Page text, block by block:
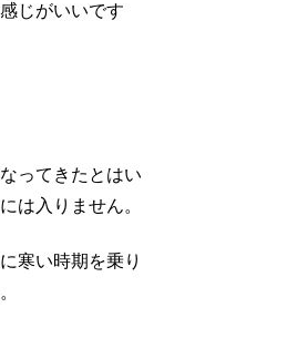
じがいいです
ってきたとはい
は入りません。
寒い時期を乗り